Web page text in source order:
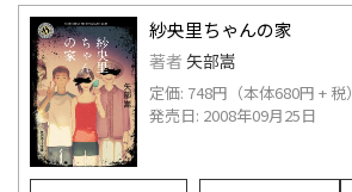
紗央里ちゃんの家
著者 矢部嵩
定価: 748円（本体680円 + 税）
発売日: 2008年09月25日